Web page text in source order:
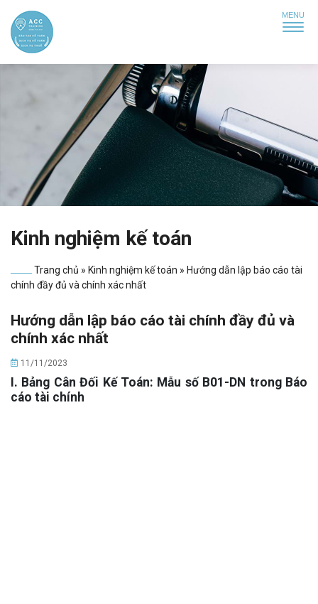
Kinh nghiệm kế toán
Trang chủ » Kinh nghiệm kế toán » Hướng dẫn lập báo cáo tài
chính đầy đủ và chính xác nhất
Hướng dẫn lập báo cáo tài chính đầy đủ và
chính xác nhất
11/11/2023
I. Bảng Cân Đối Kế Toán: Mẫu số B01-DN trong Báo
cáo tài chính